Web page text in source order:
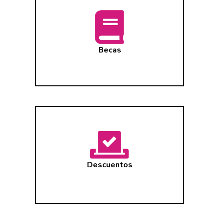
Becas
Descuentos